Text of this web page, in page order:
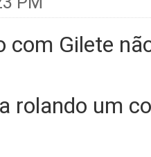
com Gilete
rolando um